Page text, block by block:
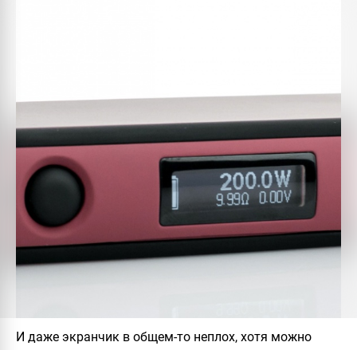
И даже экранчик в общем-то неплох, хотя можно